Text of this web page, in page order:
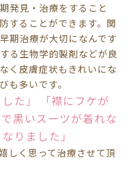
発見・治療をすること
することができます。関
期治療が大切になんです
る生物学的製剤などが良
く皮膚症状もきれいにな
も多いです。
た」
「襟にフケが
黒いスーツが着れな
りました」
しく思って治療させて頂